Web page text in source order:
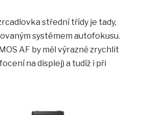
střední třídy je tady,
systémem autofokusu.
AF by měl výrazně zrychlit
na displej) a tudíž i při